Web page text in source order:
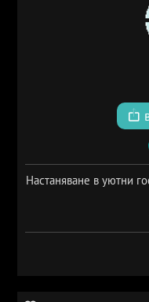
Настаняване в уютни